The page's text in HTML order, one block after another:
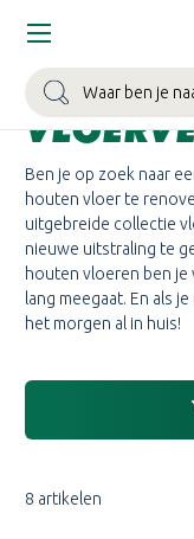
Zoeken
Home Vloer
Ben je op zoek naar
houten vloer te
uitgebreide collectie
nieuwe uitstraling te
houten vloeren ben je
lang meegaat. En als
het morgen al in huis!
8 artikelen